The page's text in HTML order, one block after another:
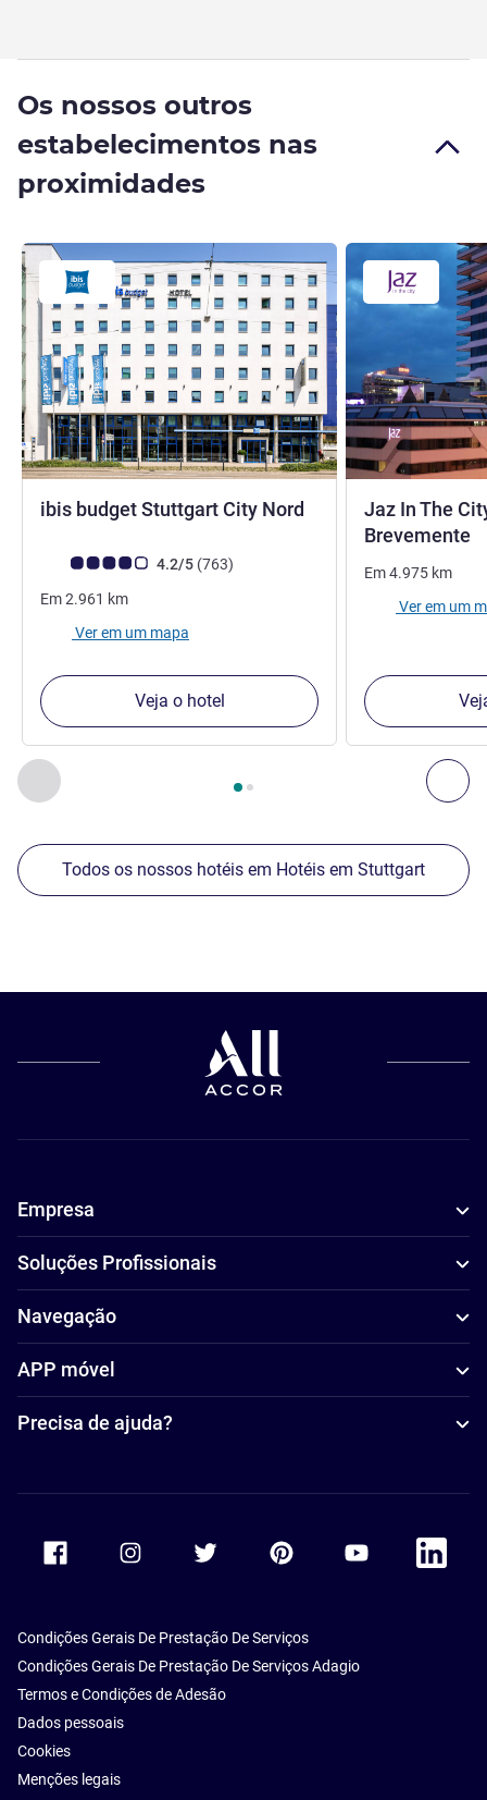
Os nossos outros
estabelecimentos nas
proximidades
Anterior - Os nossos outros estabelecimentos nas
Página , Os nossos outros estabelecimentos nas
ibis budget Stuttgart City Nord 1,5 estrelas
Nota clientes Avis (Classificação ALL)
4.2/5 (763comentários
)
Em2.961 km
Ver em um mapa
Veja o hotel
Jaz In The
Brevemente
Em4.975 km
Ver em um
Todos os nossos hotéis em Hotéis em Stuttgart
Empresa
Soluções Profissionais
Navegação
APP móvel
Precisa de ajuda?
Accor Facebook Accor TwitterAccor PinterestAccor Youtube
Accor
Condições Gerais De Prestação De Serviços
Condições Gerais De Prestação De Serviços Adagio
Termos e Condições de Adesão
Dados pessoais
Cookies
Menções legais